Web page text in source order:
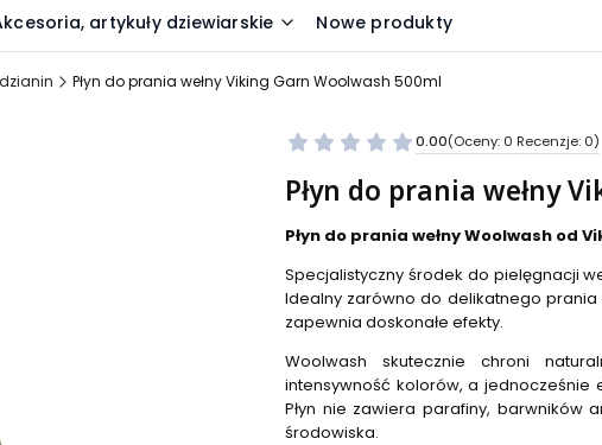
artykuły dziewiarskie Nowe produkty
Płyn do prania wełny Viking Garn Woolwash 500ml
0.00(Oceny: 0 Recenzje: 0)
Przejdź do sekcji
Płyn do prania wełny
Płyn do prania wełny Woolwash od
Specjalistyczny środek do pielęgnacji
Idealny zarówno do delikatnego
zapewnia doskonałe efekty.
Woolwash skutecznie chroni
intensywność kolorów, a jednocześnie
Płyn nie zawiera parafiny, barwników
środowiska.